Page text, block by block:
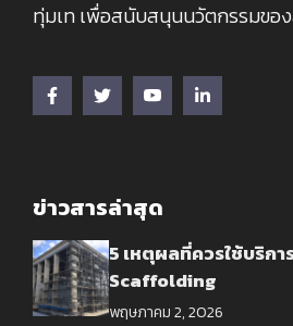
ทุ่มเท เพื่อสนับสนุนนวัตกรรมของ
ข่าวสารล่าสุด
5 เหตุผลที่ควรใช้บริกา
Scaffolding
พฤษภาคม 2, 2026